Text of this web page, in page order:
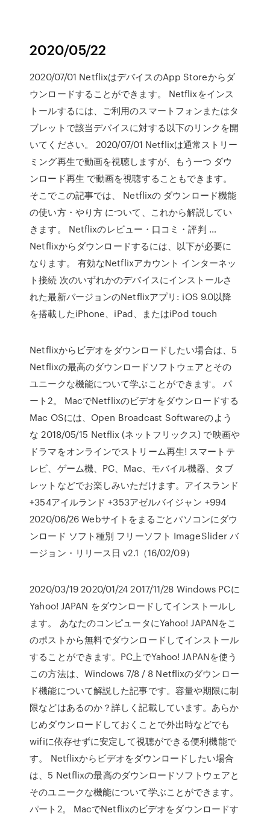
2020/05/22
2020/07/01 NetflixはデバイスのApp Storeからダ
ウンロードすることができます。 Netflixをインス
トールするには、ご利用のスマートフォンまたはタ
ブレットで該当デバイスに対する以下のリンクを開
いてください。 2020/07/01 Netflixは通常ストリー
ミング再生で動画を視聴しますが、もう一つ ダウ
ンロード再生 で動画を視聴することもできます。
そこでこの記事では、 Netflixの ダウンロード機能
の使い方・やり方 について、これから解説してい
きます。 Netflixのレビュー・口コミ・評判 …
Netflixからダウンロードするには、以下が必要に
なります。 有効なNetflixアカウント インターネッ
ト接続 次のいずれかのデバイスにインストールさ
れた最新バージョンのNetflixアプリ: iOS 9.0以降
を搭載したiPhone、iPad、またはiPod touch
Netflixからビデオをダウンロードしたい場合は、5
Netflixの最高のダウンロードソフトウェアとその
ユニークな機能について学ぶことができます。 パ
ート2。 MacでNetflixのビデオをダウンロードする
Mac OSには、Open Broadcast Softwareのよう
な 2018/05/15 Netflix (ネットフリックス) で映画や
ドラマをオンラインでストリーム再生! スマートテ
レビ、ゲーム機、PC、Mac、モバイル機器、タブ
レットなどでお楽しみいただけます。アイスランド
+354アイルランド +353アゼルバイジャン +994
2020/06/26 Webサイトをまるごとパソコンにダウ
ンロード ソフト種別 フリーソフト ImageSlider バ
ージョン・リリース日 v2.1（16/02/09）
2020/03/19 2020/01/24 2017/11/28 Windows PCに
Yahoo! JAPAN をダウンロードしてインストールし
ます。 あなたのコンピュータにYahoo! JAPANをこ
のポストから無料でダウンロードしてインストール
することができます。PC上でYahoo! JAPANを使う
この方法は、Windows 7/8 / 8 Netflixのダウンロー
ド機能について解説した記事です。容量や期限に制
限などはあるのか？詳しく記載しています。あらか
じめダウンロードしておくことで外出時などでも
wifiに依存せずに安定して視聴ができる便利機能で
す。 Netflixからビデオをダウンロードしたい場合
は、5 Netflixの最高のダウンロードソフトウェアと
そのユニークな機能について学ぶことができます。
パート2。 MacでNetflixのビデオをダウンロードす